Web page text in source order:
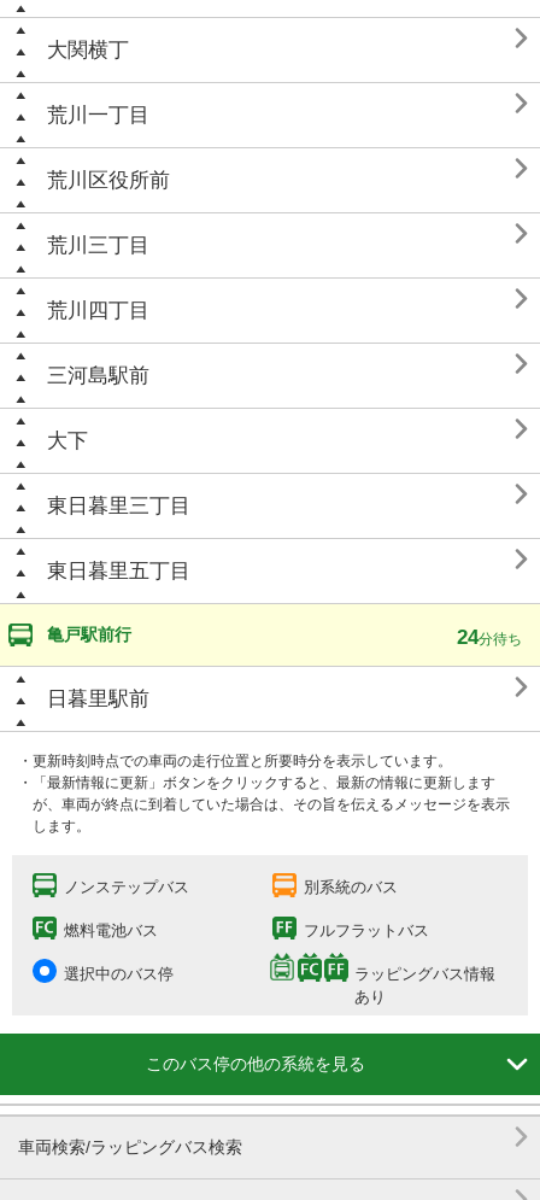
大関横丁 
荒川一丁目 
荒川区役所前 
荒川三丁目 
荒川四丁目 
三河島駅前 
大下 
東日暮里三丁目 
東日暮里五丁目 
亀戸駅前行 24分待ち
日暮里駅前 
・更新時刻時点での車両の走行位置と所要時分を表示しています。
・「最新情報に更新」ボタンをクリックすると、最新の情報に更新します
が、車両が終点に到着していた場合は、その旨を伝えるメッセージを表示
します。
ノンステップバス 別系統のバス
燃料電池バス フルフラットバス
選択中のバス停
ラッピングバス情報
あり
このバス停の他の系統を見る 
車両検索/ラッピングバス検索
